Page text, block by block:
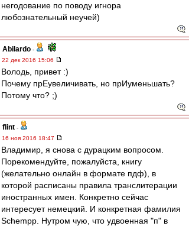
негодование по поводу игнора
любознательный неучей)
Abilardo -
22 дек 2016 15:06
Володь, привет :)
Почему прЕувеличивать, но прИуменьшать?
Потому что? ;)
flint -
16 ноя 2016 18:47
Владимир, я снова с дурацким вопросом.
Порекомендуйте, пожалуйста, книгу
(желательно онлайн в формате пдф), в
которой расписаны правила транслитерации
иностранных имен. Конкретно сейчас
интересует немецкий. И конкретная фамилия
Schempp. Нутром чую, что удвоенная "п" в